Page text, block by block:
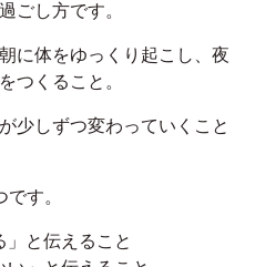
ごし方です。
に体をゆっくり起こし、夜
つくること。
少しずつ変わっていくこと
す。
と伝えること